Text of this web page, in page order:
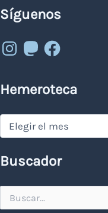
Síguenos
Instagram
MastodonFacebook
Hemeroteca
Hemeroteca
Buscador
por: